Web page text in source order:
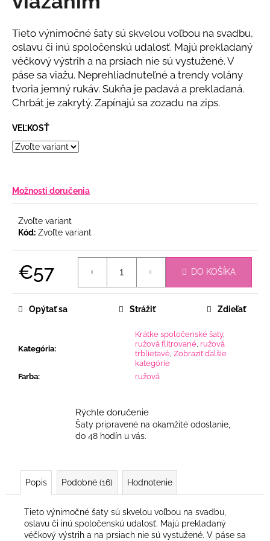
z
hviezdičiek.
Tieto výnimočné šaty sú skvelou voľbou na svadbu,
oslavu či inú spoločenskú udalosť. Majú prekladaný
véčkový výstrih a na prsiach nie sú vystužené. V
páse sa viažu. Neprehliadnuteľné a trendy volány
tvoria jemný rukáv. Sukňa je padavá a prekladaná.
Chrbát je zakrytý. Zapínajú sa zozadu na zips.
VEĽKOSŤ
Možnosti doručenia
Zvoľte variant
Kód: Zvoľte variant
€57 DO KOŠÍKA
Kategória:
Krátke spoločenské šaty,
ružová flitrované ružová
trblietavé Zobraziť ďalšie
kategórie
Farba: ružová
Opýtať sa Strážiť Zdieľať
Rýchle doručenie
Šaty pripravené na okamžité odoslanie,
do 48 hodín u vás.
Popis Podobné (16) Hodnotenie
Tieto výnimočné šaty sú skvelou voľbou na svadbu,
oslavu či inú spoločenskú udalosť. Majú prekladaný
véčkový výstrih a na prsiach nie sú vystužené. V páse sa
m
e
DLHÉ
SPOLOČENSKÉ
RUŽOVÉ
ŠATY
FLITRAMI
A
PADNUTÝMI